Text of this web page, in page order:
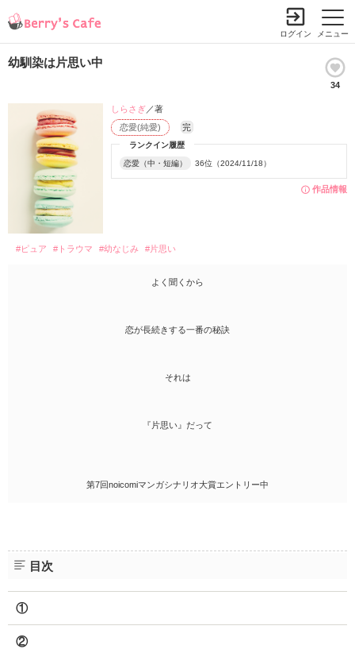
メニュー
ログイン
幼馴染は片思い中
34
作品情報
ランクイン履歴
恋愛（中・短編） 36位（2024/11/18）
恋愛(純愛) 完
しらさぎ／著
#ピュア #トラウマ #幼なじみ #片思い
よく聞くから
恋が長続きする一番の秘訣
それは
『片思い』だって
第7回noicomiマンガシナリオ大賞エントリー中
目次
①
②